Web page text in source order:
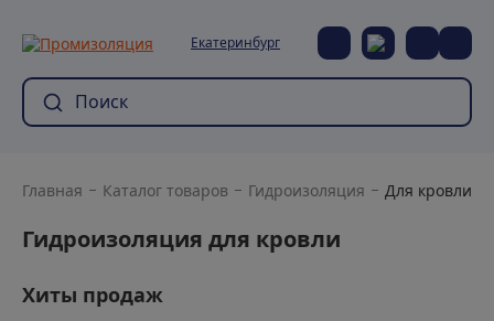
Екатеринбург
Главная Каталог товаров Гидроизоляция Для кровли
Гидроизоляция для кровли
Хиты продаж